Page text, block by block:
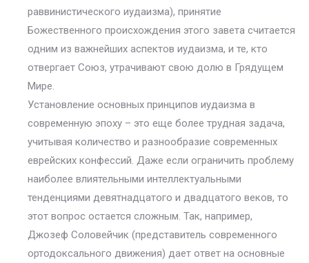
раввинистического иудаизма), принятие
Божественного происхождения этого завета считается
одним из важнейших аспектов иудаизма, и те, кто
отвергает Союз, утрачивают свою долю в Грядущем
Мире.
Установление основных принципов иудаизма в
современную эпоху – это еще более трудная задача,
учитывая количество и разнообразие современных
еврейских конфессий. Даже если ограничить проблему
наиболее влиятельными интеллектуальными
тенденциями девятнадцатого и двадцатого веков, то
этот вопрос остается сложным. Так, например,
Джозеф Соловейчик (представитель современного
ортодоксального движения) дает ответ на основные